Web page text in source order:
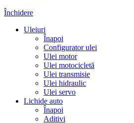
Închidere
Uleiuri
Înapoi
Configurator ulei
Ulei motor
Ulei motocicletă
Ulei transmisie
Ulei hidraulic
Ulei servo
Lichide auto
Înapoi
Aditivi